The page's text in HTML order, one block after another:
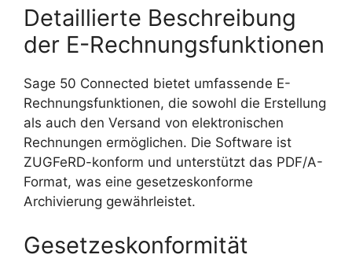
Detaillierte Beschreibung
der E-Rechnungsfunktionen
Sage 50 Connected bietet umfassende E-
Rechnungsfunktionen, die sowohl die Erstellung
als auch den Versand von elektronischen
Rechnungen ermöglichen. Die Software ist
ZUGFeRD-konform und unterstützt das PDF/A-
Format, was eine gesetzeskonforme
Archivierung gewährleistet.
Gesetzeskonformität